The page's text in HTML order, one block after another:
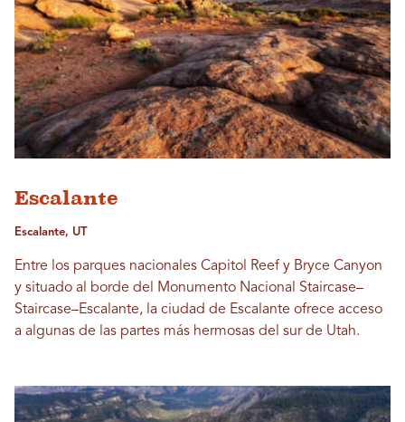
Escalante
Escalante, UT
Entre los parques nacionales Capitol Reef y Bryce Canyon
y situado al borde del Monumento Nacional Staircase–
Staircase–Escalante, la ciudad de Escalante ofrece acceso
a algunas de las partes más hermosas del sur de Utah.